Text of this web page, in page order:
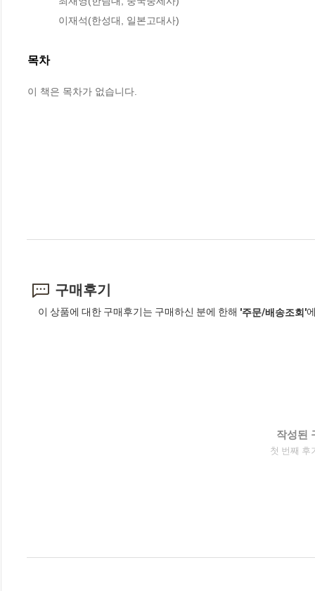
           이재석(한성대, 일본고대사)
목차
이 책은 목차가 없습니다.
구매후기
이 상품에 대한 구매후기는 구매하신 분에 한해 '주문/배송조회'
작성된
첫 번째 후